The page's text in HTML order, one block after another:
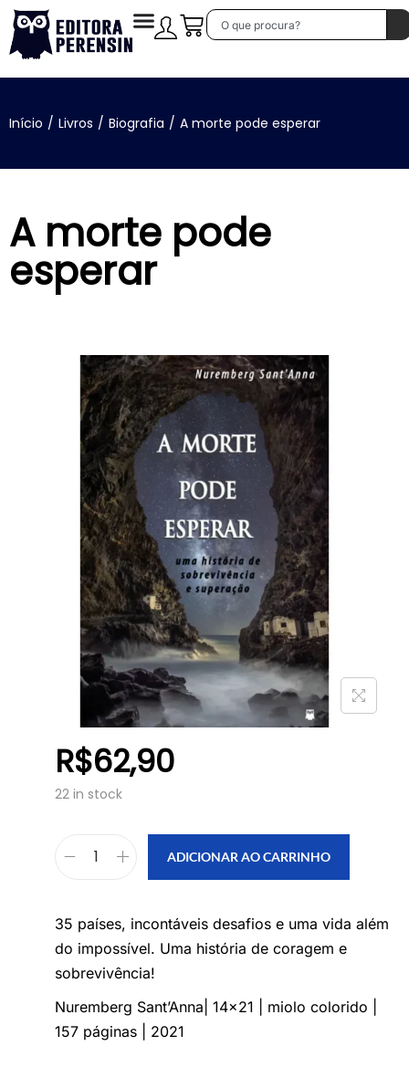
Início / Livros / Biografia / A morte pode esperar
A morte pode
esperar
R$62,90
22 in stock
ADICIONAR AO CARRINHO
35 países, incontáveis desafios e uma vida além
do impossível. Uma história de coragem e
sobrevivência!
Nuremberg Sant’Anna| 14×21 | miolo colorido |
157 páginas | 2021